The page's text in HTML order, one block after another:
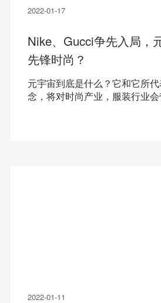
2022-01-17
Nike、Gucci争先入局，
先锋时尚？
元宇宙到底是什么？它和它所
念，将对时尚产业，服装行业
2022-01-11